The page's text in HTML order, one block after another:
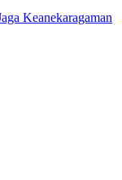
Keanekaragaman